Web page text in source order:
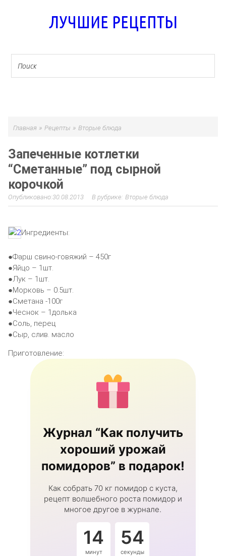
ЛУЧШИЕ РЕЦЕПТЫ
Главная » Рецепты » Вторые блюда
Запеченные котлетки
“Сметанные” под сырной
корочкой
30.08.2013 Вторые блюда
Ингредиенты:
●Фарш свино-говяжий – 450г
●Яйцо – 1шт.
●Лук – 1шт.
●Морковь – 0.5шт.
●Сметана -100г
●Чеснок – 1долька
●Соль, перец
●Сыр, слив. масло
Приготовление:
Журнал “Как получить
хороший урожай
помидоров” в подарок!
Как собрать 70 кг помидор с куста,
рецепт волшебного роста помидор и
многое другое в журнале.
14
минут
53
секунды